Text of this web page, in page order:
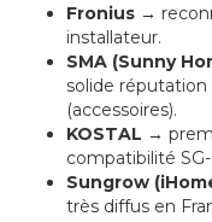
Fronius →
installateur.
SMA (Sunny
solide
(accessoires).
KOSTAL →
compatibilité
Sungrow
très diffus en